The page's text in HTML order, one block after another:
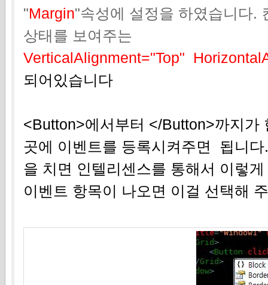
"Margin"속성에 설정을 하였습니다.
상태를 보여주는
VerticalAlignment="Top"
되어있습니다
<Button>에서부터 </Button>까지가
곳에 이벤트를 등록시켜주면 됩니
을 치면 인텔리센스를 통해서 이렇게
이벤트 항목이 나오면 이걸 선택해